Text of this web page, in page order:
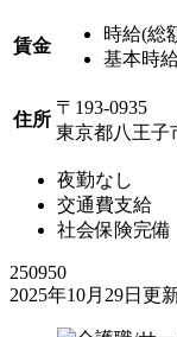
賃金
時給(総
基本時
住所
〒193-0935
東京都八王子
夜勤なし
交通費支給
社会保険完備
250950
2025年10月29日更